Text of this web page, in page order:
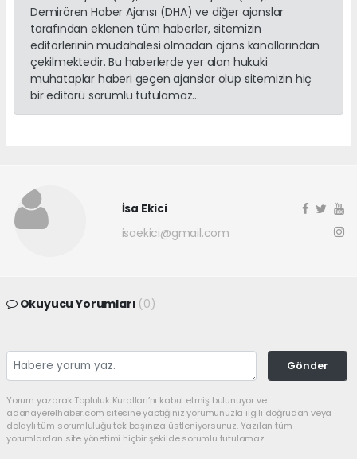
Demirören Haber Ajansı (DHA) ve diğer ajanslar
tarafından eklenen tüm haberler, sitemizin
editörlerinin müdahalesi olmadan ajans kanallarından
çekilmektedir. Bu haberlerde yer alan hukuki
muhataplar haberi geçen ajanslar olup sitemizin hiç
bir editörü sorumlu tutulamaz...
İsa Ekici
isaekici@gmail.com
Okuyucu Yorumları (0)
Gönder
Yorum yazarak Topluluk Kuralları’nı kabul etmiş bulunuyor ve
adanayerelhaber.com sitesine yaptığınız yorumunuzla ilgili doğrudan veya
dolaylı tüm sorumluluğu tek başınıza üstleniyorsunuz. Yazılan tüm
yorumlardan site yönetimi hiçbir şekilde sorumlu tutulamaz.